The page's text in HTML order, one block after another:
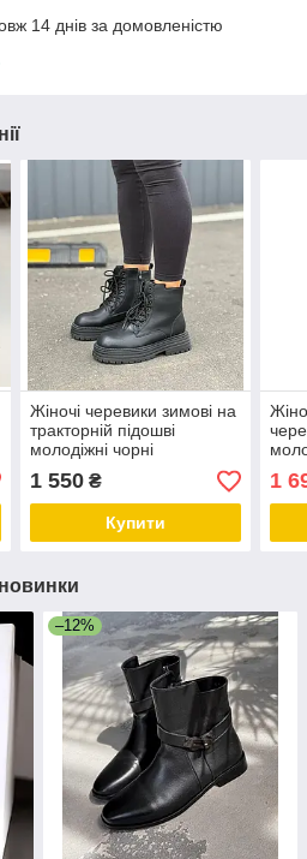
14 днів за домовленістю
Жіночі черевики зимові на
тракторній підошві
молодіжні чорні
натуральна шкіра
1 550₴
Купити
1
–12%